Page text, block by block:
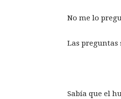
No me lo
Las preguntas
Sabía que el